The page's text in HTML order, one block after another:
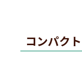
コンパクト